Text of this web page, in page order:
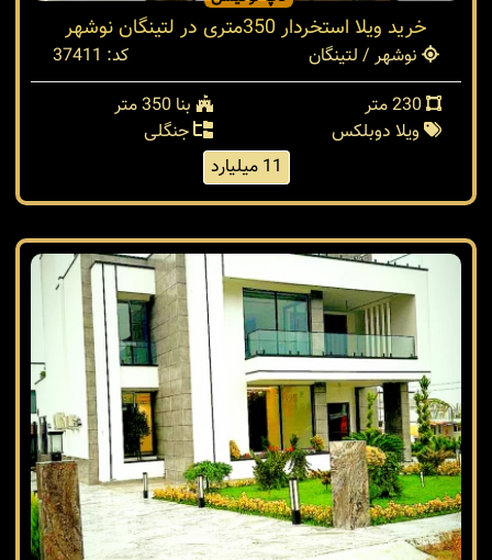
خرید ویلا استخردار 350متری در لتینگان نوشهر
نوشهر / لتینگان
کد: 37411
بنا 350 متر
ویلا دوبلکس
جنگلی
11 میلیارد